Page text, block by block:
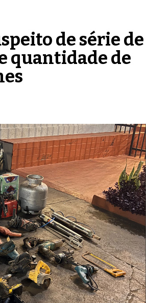
de série de
quantidade de